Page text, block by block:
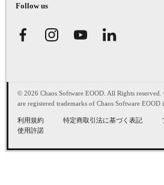
Follow us
© 2026 Chaos Software EOOD. All Rights
are registered trademarks of Chaos Software
利用規約 特定商取引法に基づく表記
使用許諾